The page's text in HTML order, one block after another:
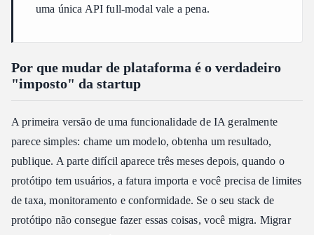
uma única API full-modal vale a pena.
Por que mudar de plataforma é o verdadeiro
"imposto" da startup
A primeira versão de uma funcionalidade de IA geralmente
parece simples: chame um modelo, obtenha um resultado,
publique. A parte difícil aparece três meses depois, quando o
protótipo tem usuários, a fatura importa e você precisa de limites
de taxa, monitoramento e conformidade. Se o seu stack de
protótipo não consegue fazer essas coisas, você migra. Migrar